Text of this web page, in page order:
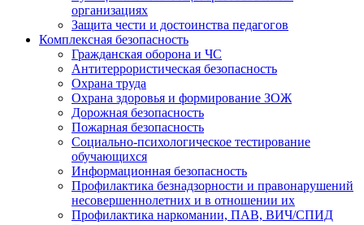
организациях
Защита чести и достоинства педагогов
Комплексная безопасность
Гражданская оборона и ЧС
Антитеррористическая безопасность
Охрана труда
Охрана здоровья и формирование ЗОЖ
Дорожная безопасность
Пожарная безопасность
Социально-психологическое тестирование
обучающихся
Информационная безопасность
Профилактика безнадзорности и правонарушений
несовершеннолетних и в отношении их
Профилактика наркомании, ПАВ, ВИЧ/СПИД